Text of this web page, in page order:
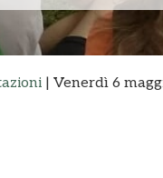
| Venerdì 6